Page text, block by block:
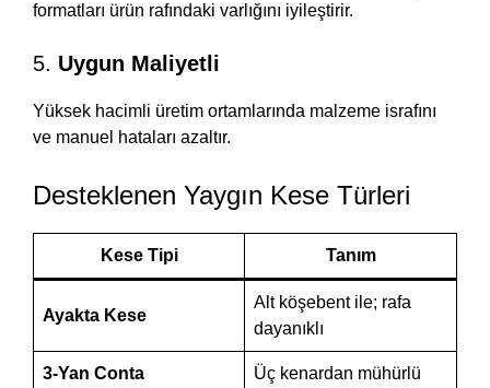
formatları ürün rafındaki varlığını iyileştirir.
5. Uygun Maliyetli
Yüksek hacimli üretim ortamlarında malzeme israfını
ve manuel hataları azaltır.
Desteklenen Yaygın Kese Türleri
Kese Tipi Tanım
Ayakta Kese
Alt köşebent ile; rafa
dayanıklı
3-Yan Conta Üç kenardan mühürlü